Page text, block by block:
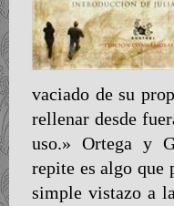
vaciado de su
rellenar desde
uso.» Ortega y
repite es algo que
simple vistazo a